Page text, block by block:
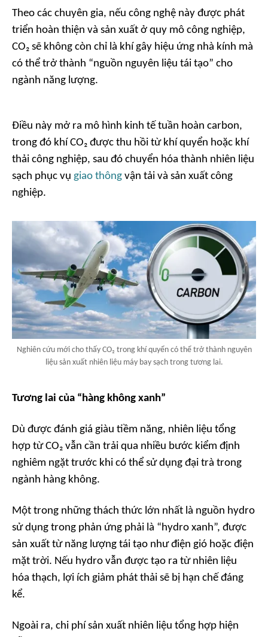
Theo các chuyên gia, nếu công nghệ này được phát
triển hoàn thiện và sản xuất ở quy mô công nghiệp,
CO₂ sẽ không còn chỉ là khí gây hiệu ứng nhà kính mà
có thể trở thành “nguồn nguyên liệu tái tạo” cho
ngành năng lượng.
Điều này mở ra mô hình kinh tế tuần hoàn carbon,
trong đó khí CO₂ được thu hồi từ khí quyển hoặc khí
thải công nghiệp, sau đó chuyển hóa thành nhiên liệu
sạch phục vụ giao thông vận tải và sản xuất công
nghiệp.
Nghiên cứu mới cho thấy CO₂ trong khí quyển có thể trở thành nguyên
liệu sản xuất nhiên liệu máy bay sạch trong tương lai.
Tương lai của “hàng không xanh”
Dù được đánh giá giàu tiềm năng, nhiên liệu tổng
hợp từ CO₂ vẫn cần trải qua nhiều bước kiểm định
nghiêm ngặt trước khi có thể sử dụng đại trà trong
ngành hàng không.
Một trong những thách thức lớn nhất là nguồn hydro
sử dụng trong phản ứng phải là “hydro xanh”, được
sản xuất từ năng lượng tái tạo như điện gió hoặc điện
mặt trời. Nếu hydro vẫn được tạo ra từ nhiên liệu
hóa thạch, lợi ích giảm phát thải sẽ bị hạn chế đáng
kể.
Ngoài ra, chi phí sản xuất nhiên liệu tổng hợp hiện